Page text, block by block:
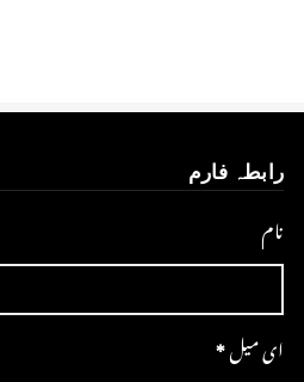
رابطہ فارم
نام
ای میل*